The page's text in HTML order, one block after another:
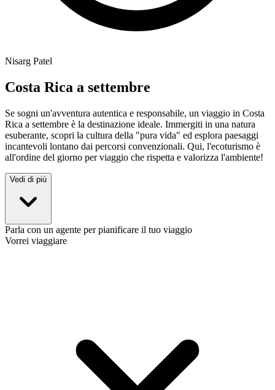
Nisarg Patel
Costa Rica a settembre
Se sogni un'avventura autentica e responsabile, un viaggio in Costa
Rica a settembre è la destinazione ideale. Immergiti in una natura
esuberante, scopri la cultura della "pura vida" ed esplora paesaggi
incantevoli lontano dai percorsi convenzionali. Qui, l'ecoturismo è
all'ordine del giorno per viaggio che rispetta e valorizza l'ambiente!
Vedi di più
Parla con un agente per pianificare il tuo viaggio
Vorrei viaggiare